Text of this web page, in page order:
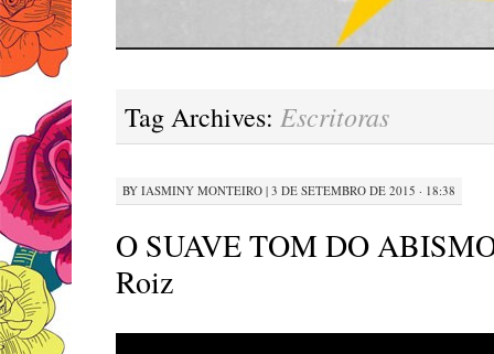
Tag Archives: Escritoras
BY IASMINY MONTEIRO| 3 DE SETEMBRO DE 2015 · 18:38
O SUAVE TOM DO
Roiz